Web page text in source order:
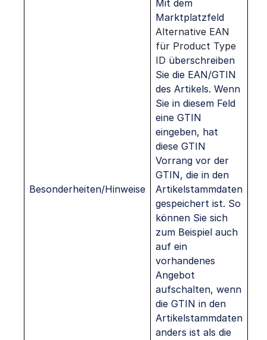
Besonderheiten/Hinweise
Mit dem
Marktplatzfeld
Alternative EAN
für Product Type
ID überschreiben
Sie die EAN/GTIN
des Artikels. Wenn
Sie in diesem Feld
eine GTIN
eingeben, hat
diese GTIN
Vorrang vor der
GTIN, die in den
Artikelstammdaten
gespeichert ist. So
können Sie sich
zum Beispiel auch
auf ein
vorhandenes
Angebot
aufschalten, wenn
die GTIN in den
Artikelstammdaten
anders ist als die